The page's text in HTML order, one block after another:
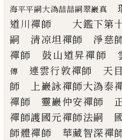
海平平嗣大溈喆喆嗣翠巖真
道川禪師 大鑑下第
嗣 清凉坦禪師 淨慈
禪師 鼓山道昇禪師
傳
連雲行敦禪師 天
師 上巖詠禪師大溈泰
禪師 靈巖仲安禪師
禪師護國元禪師法嗣
師體禪師 華藏智深禪